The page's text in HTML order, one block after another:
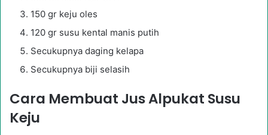
150 gr keju oles
120 gr susu kental manis putih
Secukupnya daging kelapa
Secukupnya biji selasih
Cara Membuat Jus Alpukat Susu
Keju